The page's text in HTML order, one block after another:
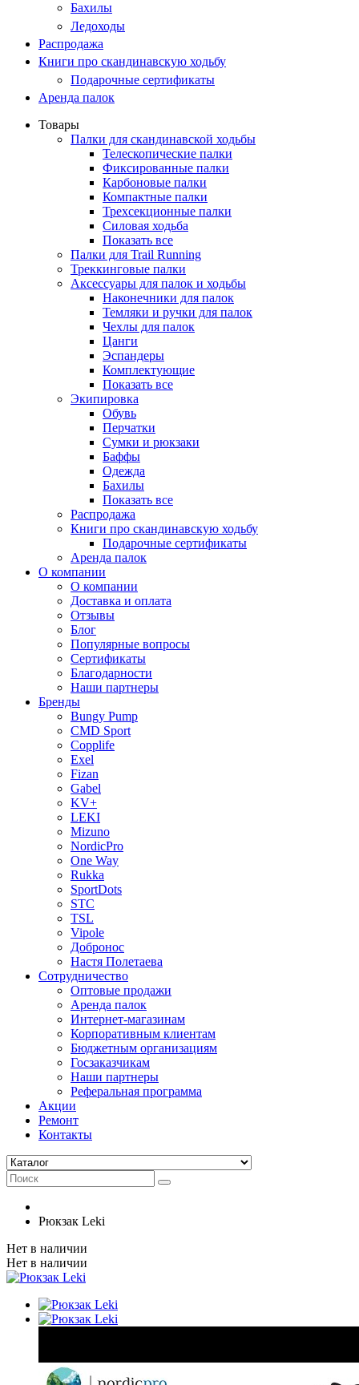
Бахилы
Ледоходы
Распродажа
Книги про скандинавскую ходьбу
Подарочные сертификаты
Аренда палок
Товары
Палки для скандинавской ходьбы
Телескопические палки
Фиксированные палки
Карбоновые палки
Компактные палки
Трехсекционные палки
Силовая ходьба
Показать все
Палки для Trail Running
Треккинговые палки
Аксессуары для палок и ходьбы
Наконечники для палок
Темляки и ручки для палок
Чехлы для палок
Цанги
Эспандеры
Комплектующие
Показать все
Экипировка
Обувь
Перчатки
Сумки и рюкзаки
Баффы
Одежда
Бахилы
Показать все
Распродажа
Книги про скандинавскую ходьбу
Подарочные сертификаты
Аренда палок
О компании
О компании
Доставка и оплата
Отзывы
Блог
Популярные вопросы
Сертификаты
Благодарности
Наши партнеры
Бренды
Bungy Pump
CMD Sport
Copplife
Exel
Fizan
Gabel
KV+
LEKI
Mizuno
NordicPro
One Way
Rukka
SportDots
STC
TSL
Vipole
Добронос
Настя Полетаева
Сотрудничество
Оптовые продажи
Аренда палок
Интернет-магазинам
Корпоративным клиентам
Бюджетным организациям
Госзаказчикам
Наши партнеры
Реферальная программа
Акции
Ремонт
Контакты
Рюкзак Leki
Нет в наличии
Нет в наличии